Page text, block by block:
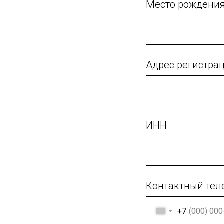
Место рождения
Адрес
ИНН
Контактный
+7